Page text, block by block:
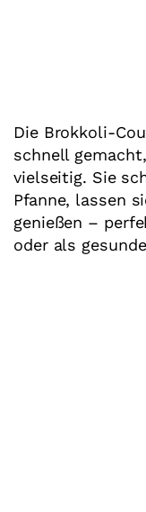
Die Brokkoli-
schnell
vielseitig. Sie
Pfanne, lassen
genießen –
oder als